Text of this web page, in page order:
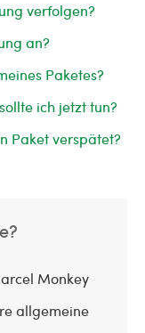
verfolgen?
an?
Paketes?
ich jetzt tun?
Paket verspätet?
Monkey
allgemeine